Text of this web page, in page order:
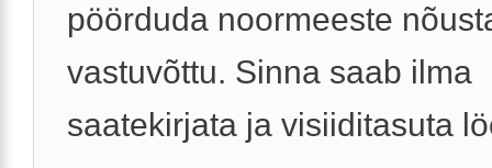
pöörduda noormeeste
vastuvõttu. Sinna saab ilma
saatekirjata ja visiiditasuta